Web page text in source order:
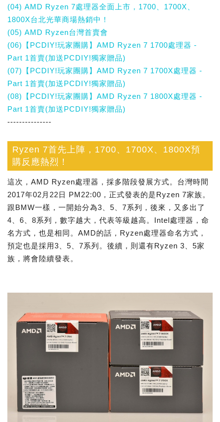
(04) AMD Ryzen 7處理器全面上市，1700、1700X、
1800X台北光華商場熱銷中！
(05) AMD Ryzen台灣首賣會
(06)【PCDIY!玩家團購】AMD Ryzen 7 1700處理器 -
Part 1首賣(加送PCDIY!獨家贈品)
(07)【PCDIY!玩家團購】AMD Ryzen 7 1700X處理器 -
Part 1首賣(加送PCDIY!獨家贈品)
(08)【PCDIY!玩家團購】AMD Ryzen 7 1800X處理器 -
Part 1首賣(加送PCDIY!獨家贈品)
---------------
Ryzen 7首先上陣，1700、1700X、1800X預
購反應熱烈！
這次，AMD Ryzen處理器，採多階段發展方式。台灣時間
2017年02月22日 PM22:00，正式發表的是Ryzen 7家族。
跟BMW一樣，一開始分為3、5、7系列，後來，又多出了
4、6、8系列，數字越大，代表等級越高。Intel處理器，命
名方式，也是相同。AMD的話，Ryzen處理器命名方式，
預定也是採用3、5、7系列。後續，則還有Ryzen 3、5家
族，將會陸續發表。